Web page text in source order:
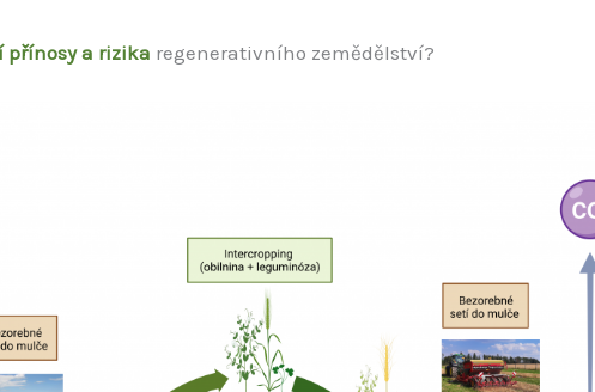
přínosy a rizika regenerativního zemědělství?